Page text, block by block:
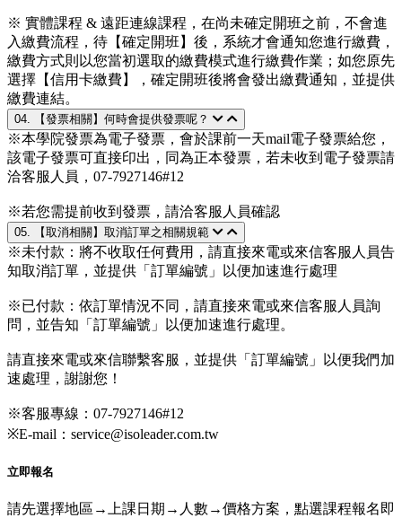
※ 實體課程 & 遠距連線課程，在尚未確定開班之前，不會進
入繳費流程，待【確定開班】後，系統才會通知您進行繳費，
繳費方式則以您當初選取的繳費模式進行繳費作業；如您原先
選擇【信用卡繳費】，確定開班後將會發出繳費通知，並提供
繳費連結。
04. 【發票相關】何時會提供發票呢？
※本學院發票為電子發票，會於課前一天mail電子發票給您，
該電子發票可直接印出，同為正本發票，若未收到電子發票請
洽客服人員，07-7927146#12
※若您需提前收到發票，請洽客服人員確認
05. 【取消相關】取消訂單之相關規範
※未付款：將不收取任何費用，請直接來電或來信客服人員告
知取消訂單，並提供「訂單編號」以便加速進行處理
※已付款：依訂單情況不同，請直接來電或來信客服人員詢
問，並告知「訂單編號」以便加速進行處理。
請直接來電或來信聯繫客服，並提供「訂單編號」以便我們加
速處理，謝謝您！
※客服專線：07-7927146#12
※E-mail：service@isoleader.com.tw
立即報名
請先選擇地區→上課日期→人數→價格方案，點選課程報名即